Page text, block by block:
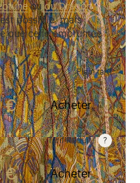
oudu Dragon.
possible, mais
que celle empruntée
Plein tarif
€ Acheter
Tarif Réduit
étudiants, détenteurs
€ Acheter